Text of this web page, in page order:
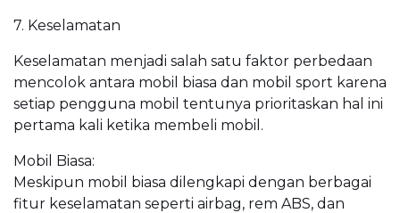
7. Keselamatan
Keselamatan menjadi salah satu faktor perbedaan
mencolok antara mobil biasa dan mobil sport karena
setiap pengguna mobil tentunya prioritaskan hal ini
pertama kali ketika membeli mobil.
Mobil Biasa:
Meskipun mobil biasa dilengkapi dengan berbagai
fitur keselamatan seperti airbag, rem ABS, dan